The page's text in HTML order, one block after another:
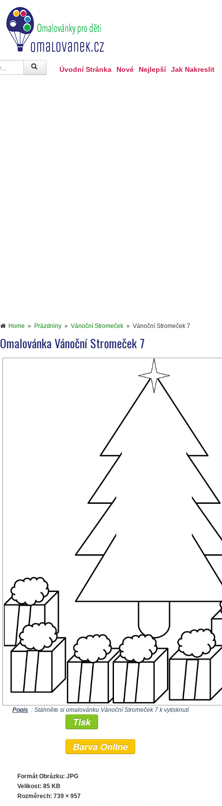
Úvodní Stránka Nové Nejlepší Jak Nakreslit
Home » Prázdniny » Vánoční Stromeček » Vánoční Stromeček 7
Omalovánka Vánoční Stromeček 7
Popis : Stáhněte si omalovánku Vánoční Stromeček 7 k vytisknutí
Tisk
Barva Online
Formát Obrázku: JPG
Velikost: 85 KB
Rozměrech: 739 × 957